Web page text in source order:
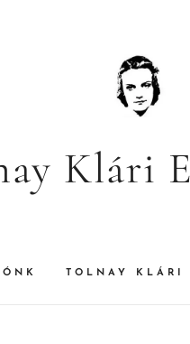
Klári
TOLNAY KLÁRI